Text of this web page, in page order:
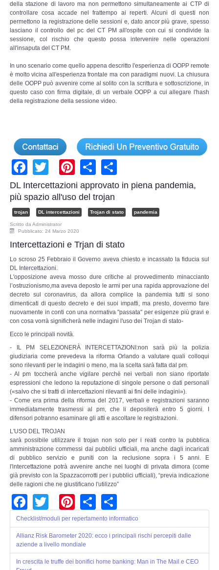
della stazione di lavoro ma non permettono simultaneamente ai CTP di
controllare cosa accade nel frattempo ai reperti. Alcuni di questi non
permettono la registrazione delle sessioni e, dato ancor più grave, spesso
lasciano il controllo del pc del CT PM all'ospite con cui si condivide la
sessione, col rischio che questo possa intervenire nelle operazioni
all'insaputa del CT PM.
In uno scenario come quello appena descritto l'esperienza di OOPP remote
è molto vicina all'esperienza frontale ma con paradigmi nuovi. La chiusura
delle OOPP può avvenire come al solito con la scrittura e sottoscrizione, in
questo caso con firma digitale, di un verbale OOPP a cui allegare l'hash
della registrazione della sessione video.
Facebook
TwitterPinterest
Share
DL Intercettazioni approvato in piena pandemia,
più spazio all'uso del trojan
trojan DL intercettazioni Trojan di stato pandemia
Scritto da Administrator
Pubblicato: 24 Marzo 2020
Intercettazioni e Trjan di stato
Lo scroso 25 Febbraio il Governo aveva chiesto e incassato la fiducia sul
DL Intercettazioni.
L'opposizione aveva mosso dure critiche al provvedimento minaccianto
l’ostruzionismo,ma aveva deposto le armi per una rapida approvazione del
decreto sul coronavirus, da allora complice la pandemia tutti si sono
dimenticati di questo decreto e dei suoi impatti, ma presto, dovermo fare
nuovamente in conti con una normativa "passata" per esigenze più gravi e
con cosa vorrà significherà nelle indagini l'uso dei Trojan di stato-
Ecco le principali novità.
- IL PM SELEZIONERÀ INTERCETTAZIONI:non sarà più la polizia
giudiziaria come prevedeva la riforma Orlando a valutare quali colloqui
sono rilevanti per le indagini o meno, ma la scelta sarà fatta dal pm.
- Al pm toccherà anche vigilare perchè nei verbali non siano riportate
espressioni che ledono la reputazione di singole persone o dati personali
(«salvo che si tratti di intercettazioni rilevanti ai fini delle indagini»).
- Come era prima della riforma del 2017, verbali e registrazioni saranno
immediatamente trasmessi al pm, che li depositerà entro 5 giorni. I
difensori potranno esaminare gli atti e ascoltare le registrazioni.
L'USO DEL TROJAN
sarà possibile utilizzare il trojan non solo per i reati contro la pubblica
amministrazione commessi dai pubblici ufficiali, ma anche dagli incaricati
di pubblico servizio e puniti con la reclusione sopra i 5 anni. E
l'intercettazione potrà avvenire anche nei luoghi di privata dimora (come
già previsto con la Spazzacorrotti per i pubblici ufficiali), “previa indicazione
delle ragioni che ne giustificano l'utilizzo”
Facebook
TwitterPinterest
Share
Checklist/moduli per repertamento informatico
Allianz Risk Barometer 2020: ecco i principali rischi percepiti dalle
aziende a livello mondiale
In crescita le truffe dei bonifici home banking: Man in The Mail e CEO